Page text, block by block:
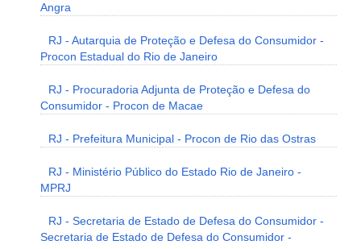
Angra
RJ - Autarquia de Proteção e Defesa do Consumidor -
Procon Estadual do Rio de Janeiro
RJ - Procuradoria Adjunta de Proteção e Defesa do
Consumidor - Procon de Macae
RJ - Prefeitura Municipal - Procon de Rio das Ostras
RJ - Ministério Público do Estado Rio de Janeiro -
MPRJ
RJ - Secretaria de Estado de Defesa do Consumidor -
Secretaria de Estado de Defesa do Consumidor -